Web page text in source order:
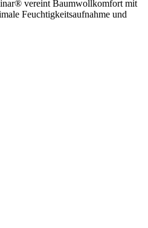
vereint Baumwollkomfort mit
Feuchtigkeitsaufnahme und